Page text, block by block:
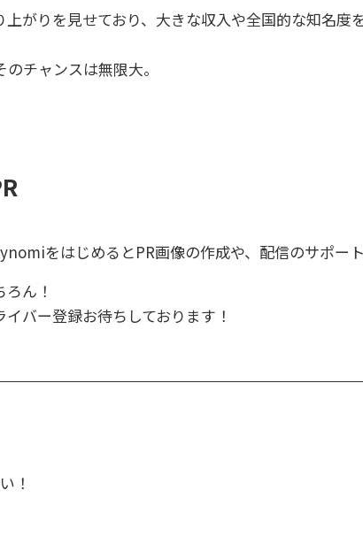
がりを見せており、大きな収入や全国的な知名度
チャンスは無限大。
をはじめるとPR画像の作成や、配信のサポー
ん！
バー登録お待ちしております！
！